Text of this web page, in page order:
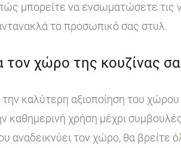
μπορείτε να ενσωματώσετε τις
το προσωπικό σας στυλ.
χώρο της κουζίνας
καλύτερη αξιοποίηση του
χρήση μέχρι
τον χώρο, θα βρείτε